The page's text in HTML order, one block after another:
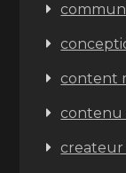
content
contenu
createur